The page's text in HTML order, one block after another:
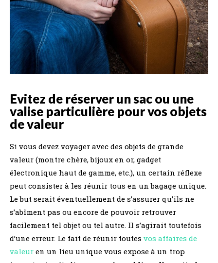
Evitez de réserver un sac ou une
valise particulière pour vos objets
de valeur
Si vous devez voyager avec des objets de grande
valeur (montre chère, bijoux en or, gadget
électronique haut de gamme, etc.), un certain réflexe
peut consister à les réunir tous en un bagage unique.
Le but serait éventuellement de s’assurer qu’ils ne
s’abîment pas ou encore de pouvoir retrouver
facilement tel objet ou tel autre. Il s’agirait toutefois
d’une erreur. Le fait de réunir toutes vos affaires de
valeur en un lieu unique vous expose à un trop